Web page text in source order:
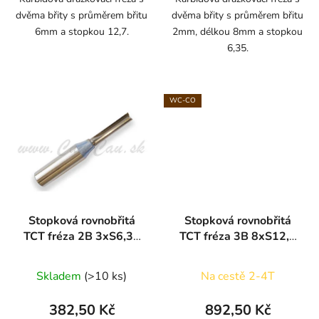
5
hvězdiček.
dvěma břity s průměrem břitu
6mm a stopkou 12,7.
dvěma břity s průměrem břitu
2mm, délkou 8mm a stopkou
6,35.
Stopková rovnobřitá
TCT fréza 2B 3xS6,35
Skladem (>10 ks)
382,50 Kč
WC-CO
Stopková rovnobřitá
TCT fréza 3B 8xS12,7
Na cestě 2-4T
892,50 Kč